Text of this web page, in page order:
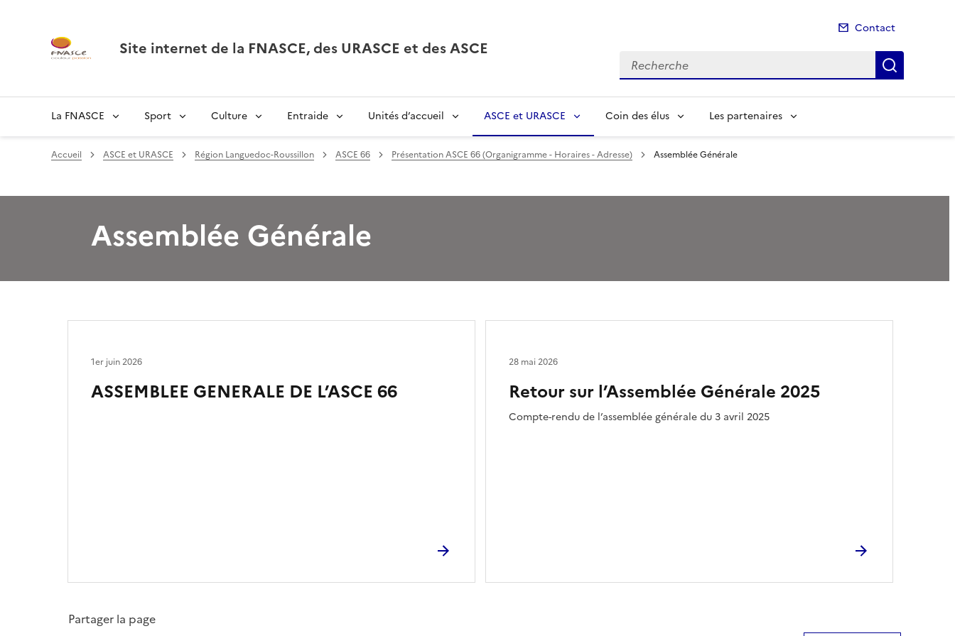
Site internet de la FNASCE, des URASCE et des ASCE
Contact
Recherche
La FNASCE Sport Culture Entraide Unités d’accueil ASCE et URASCE Coin des élus Les partenaires
Accueil ASCE et URASCE Région Languedoc-Roussillon ASCE 66 Présentation ASCE 66 (Organigramme - Horaires - Adresse) Assemblée Générale
Assemblée Générale
ASSEMBLEE GENERALE DE L’ASCE 66
1er juin 2026
Retour sur l’Assemblée Générale 2025
Compte-rendu de l’assemblée générale du 3 avril 2025
28 mai 2026
Partager la page